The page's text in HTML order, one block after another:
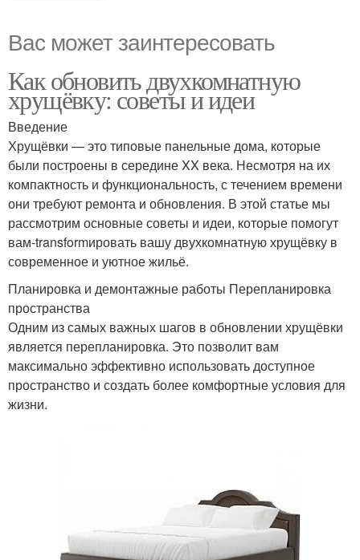
Вас может заинтересовать
Как обновить двухкомнатную
хрущёвку: советы и идеи
Введение
Хрущёвки — это типовые панельные дома, которые
были построены в середине XX века. Несмотря на их
компактность и функциональность, с течением времени
они требуют ремонта и обновления. В этой статье мы
рассмотрим основные советы и идеи, которые помогут
вам-transformировать вашу двухкомнатную хрущёвку в
современное и уютное жильё.
Планировка и демонтажные работы Перепланировка
пространства
Одним из самых важных шагов в обновлении хрущёвки
является перепланировка. Это позволит вам
максимально эффективно использовать доступное
пространство и создать более комфортные условия для
жизни.